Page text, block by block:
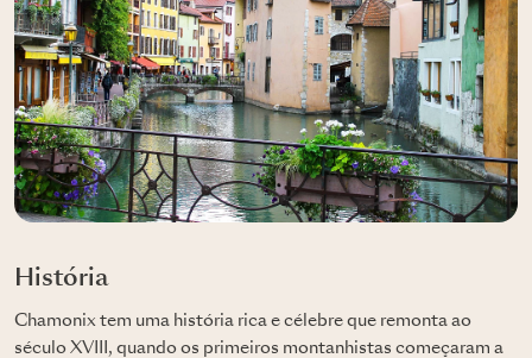
História
Chamonix tem uma história rica e célebre que remonta ao
século XVIII, quando os primeiros montanhistas começaram a